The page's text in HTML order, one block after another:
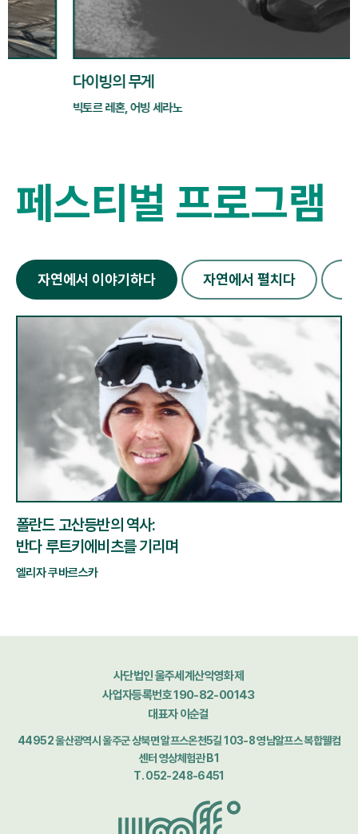
다이빙의 무게
빅토르 레혼, 어빙 세라노
페스티벌 프로그램
자연에서 이야기하다 자연에서 펼치다
남극탐험 40주년:
대한민국 남극탐험의 과거와 현재
김영미, 허욱, 곽정혜
사단법인 울주세계산악영화제
사업자등록번호 190-82-00143
대표자 이순걸
44952 울산광역시 울주군 상북면 알프스온천5길 103-8 영남알프스 복합웰컴
센터 영상체험관 B1
T. 052-248-6451